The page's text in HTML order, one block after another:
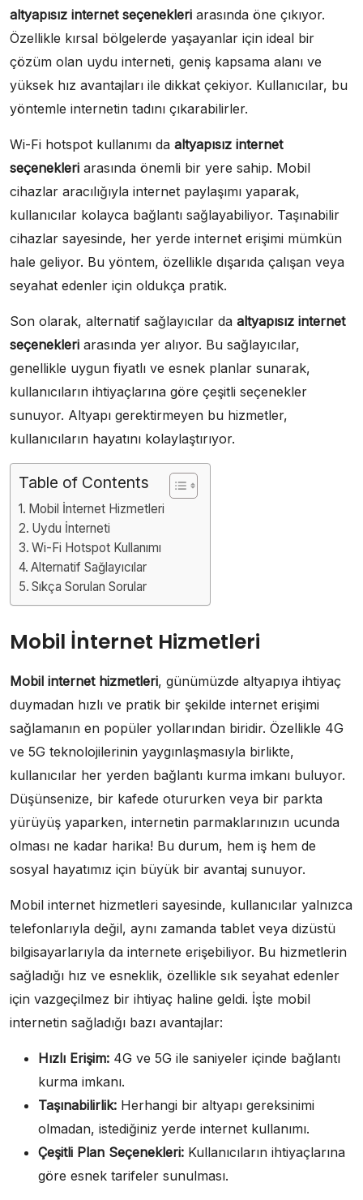
altyapısız internet seçenekleri arasında öne çıkıyor.
Özellikle kırsal bölgelerde yaşayanlar için ideal bir
çözüm olan uydu interneti, geniş kapsama alanı ve
yüksek hız avantajları ile dikkat çekiyor. Kullanıcılar, bu
yöntemle internetin tadını çıkarabilirler.
Wi-Fi hotspot kullanımı da altyapısız internet
seçenekleri arasında önemli bir yere sahip. Mobil
cihazlar aracılığıyla internet paylaşımı yaparak,
kullanıcılar kolayca bağlantı sağlayabiliyor. Taşınabilir
cihazlar sayesinde, her yerde internet erişimi mümkün
hale geliyor. Bu yöntem, özellikle dışarıda çalışan veya
seyahat edenler için oldukça pratik.
Son olarak, alternatif sağlayıcılar da altyapısız internet
seçenekleri arasında yer alıyor. Bu sağlayıcılar,
genellikle uygun fiyatlı ve esnek planlar sunarak,
kullanıcıların ihtiyaçlarına göre çeşitli seçenekler
sunuyor. Altyapı gerektirmeyen bu hizmetler,
kullanıcıların hayatını kolaylaştırıyor.
Table of Contents
Mobil İnternet Hizmetleri
Uydu İnterneti
Wi-Fi Hotspot Kullanımı
Alternatif Sağlayıcılar
Sıkça Sorulan Sorular
Mobil İnternet Hizmetleri
Mobil internet hizmetleri, günümüzde altyapıya ihtiyaç
duymadan hızlı ve pratik bir şekilde internet erişimi
sağlamanın en popüler yollarından biridir. Özellikle 4G
ve 5G teknolojilerinin yaygınlaşmasıyla birlikte,
kullanıcılar her yerden bağlantı kurma imkanı buluyor.
Düşünsenize, bir kafede otururken veya bir parkta
yürüyüş yaparken, internetin parmaklarınızın ucunda
olması ne kadar harika! Bu durum, hem iş hem de
sosyal hayatımız için büyük bir avantaj sunuyor.
Mobil internet hizmetleri sayesinde, kullanıcılar yalnızca
telefonlarıyla değil, aynı zamanda tablet veya dizüstü
bilgisayarlarıyla da internete erişebiliyor. Bu hizmetlerin
sağladığı hız ve esneklik, özellikle sık seyahat edenler
için vazgeçilmez bir ihtiyaç haline geldi. İşte mobil
internetin sağladığı bazı avantajlar:
Hızlı Erişim: 4G ve 5G ile saniyeler içinde bağlantı
kurma imkanı.
Taşınabilirlik: Herhangi bir altyapı gereksinimi
olmadan, istediğiniz yerde internet kullanımı.
Çeşitli Plan Seçenekleri: Kullanıcıların ihtiyaçlarına
göre esnek tarifeler sunulması.